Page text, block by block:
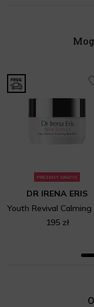
PREZENT GRATIS
DR IRENA ERIS
195 zł